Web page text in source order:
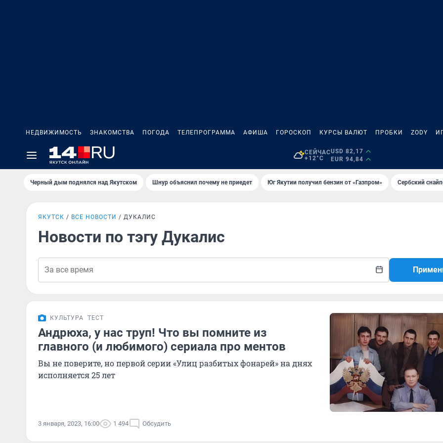
НЕДВИЖИМОСТЬ ЗНАКОМСТВА ПОГОДА ТЕЛЕПРОГРАММА АФИША ГОРОСКОП КУРСЫ ВАЛЮТ ПРОБКИ ZODY
СЕЙЧАС
+12°C
USD 82,17
EUR 94,84
Черный дым поднялся над Якутском Шнур объяснил почему не приедет Юг Якутии получил бензин от «Газпром» Сербский
ЯКУТСК ВСЕ НОВОСТИ ДУКАЛИС
Новости по тэгу Дукалис
КУЛЬТУРА ТЕСТ
Андрюха, у нас труп! Что вы помните из
главного (и любимого) сериала про ментов
Вы не поверите, но первой серии «Улиц разбитых фонарей» на днях
исполняется 25 лет
3 января, 2023, 16:00 1 494 Обсудить